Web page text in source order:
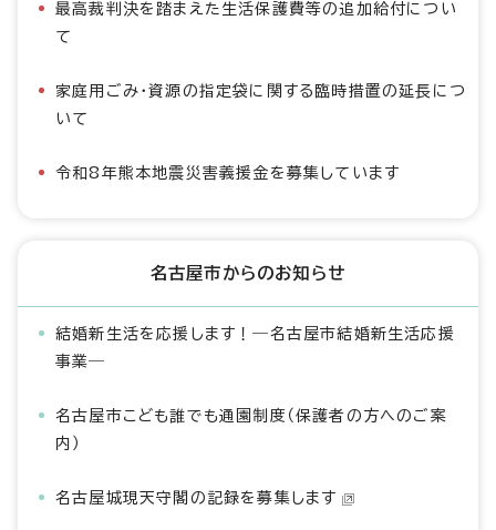
最高裁判決を踏まえた生活保護費等の追加給付につい
て
家庭用ごみ・資源の指定袋に関する臨時措置の延長につ
いて
令和8年熊本地震災害義援金を募集しています
名古屋市からのお知らせ
結婚新生活を応援します！―名古屋市結婚新生活応援
事業―
名古屋市こども誰でも通園制度（保護者の方へのご案
内）
名古屋城現天守閣の記録を募集します